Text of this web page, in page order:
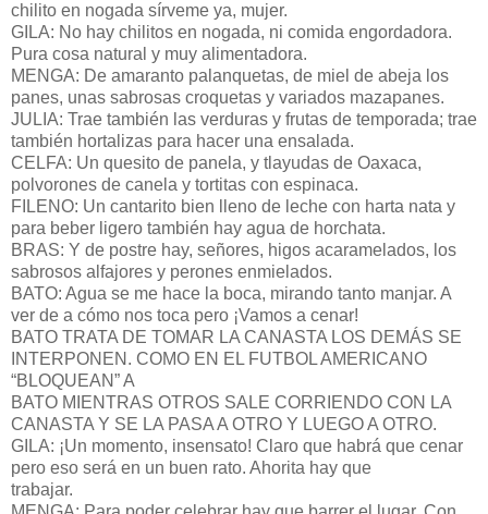
chilito en nogada sírveme ya, mujer.
GILA: No hay chilitos en nogada, ni comida engordadora.
Pura cosa natural y muy alimentadora.
MENGA: De amaranto palanquetas, de miel de abeja los
panes, unas sabrosas croquetas y variados mazapanes.
JULIA: Trae también las verduras y frutas de temporada; trae
también hortalizas para hacer una ensalada.
CELFA: Un quesito de panela, y tlayudas de Oaxaca,
polvorones de canela y tortitas con espinaca.
FILENO: Un cantarito bien lleno de leche con harta nata y
para beber ligero también hay agua de horchata.
BRAS: Y de postre hay, señores, higos acaramelados, los
sabrosos alfajores y perones enmielados.
BATO: Agua se me hace la boca, mirando tanto manjar. A
ver de a cómo nos toca pero ¡Vamos a cenar!
BATO TRATA DE TOMAR LA CANASTA LOS DEMÁS SE
INTERPONEN. COMO EN EL FUTBOL AMERICANO
“BLOQUEAN” A
BATO MIENTRAS OTROS SALE CORRIENDO CON LA
CANASTA Y SE LA PASA A OTRO Y LUEGO A OTRO.
GILA: ¡Un momento, insensato! Claro que habrá que cenar
pero eso será en un buen rato. Ahorita hay que
trabajar.